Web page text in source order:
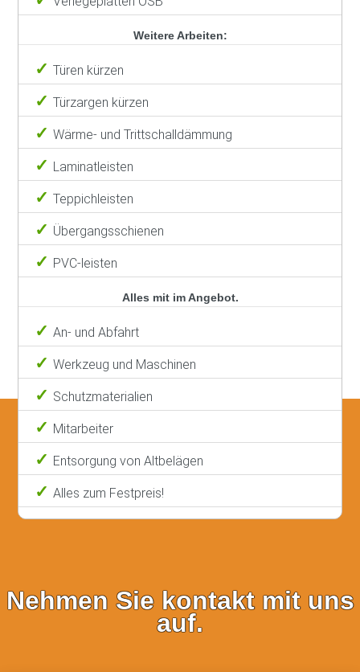
Weitere Arbeiten:
Türen kürzen
Türzargen kürzen
Wärme- und Trittschalldämmung
Laminatleisten
Teppichleisten
Übergangsschienen
PVC-leisten
Alles mit im Angebot.
An- und Abfahrt
Werkzeug und Maschinen
Schutzmaterialien
Mitarbeiter
Entsorgung von Altbelägen
Alles zum Festpreis!
Nehmen Sie kontakt mit uns
auf.